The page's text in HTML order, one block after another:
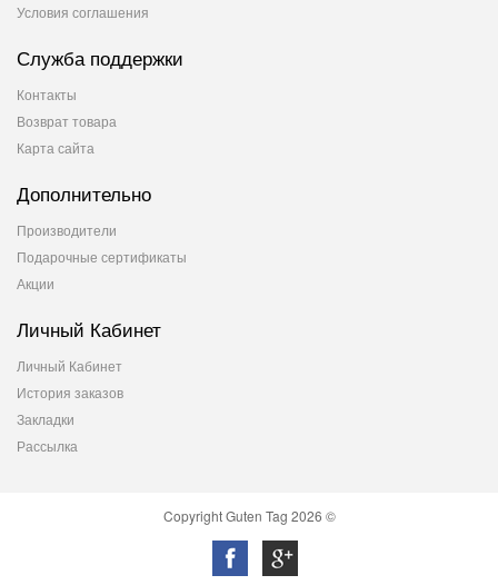
Условия соглашения
Служба поддержки
Контакты
Возврат товара
Карта сайта
Дополнительно
Производители
Подарочные сертификаты
Акции
Личный Кабинет
Личный Кабинет
История заказов
Закладки
Рассылка
Copyright Guten Tag 2026 ©